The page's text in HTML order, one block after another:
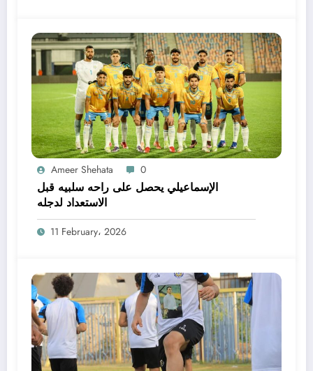
Ameer Shehata 0
الإسماعيلي يحصل على راحه سلبيه قبل
الاستعداد لدجله
11 February، 2026